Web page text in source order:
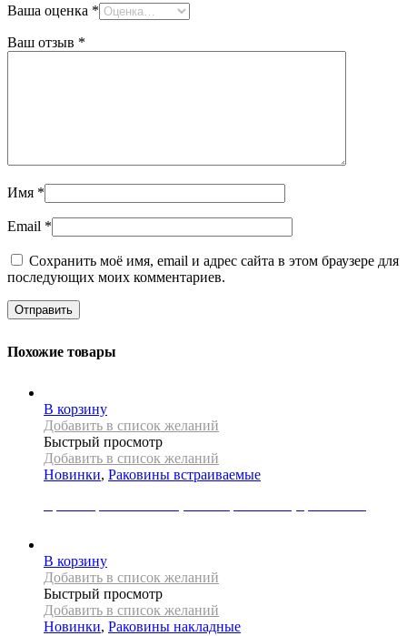
Ваша оценка *
Ваш отзыв *
Имя *
Email *
Сохранить моё имя, email и адрес сайта в этом браузере для
последующих моих комментариев.
Похожие товары
В корзину
Добавить в список желаний
Быстрый просмотр
Добавить в список желаний
Новинки, Раковины встраиваемые
В корзину
Добавить в список желаний
Быстрый просмотр
Добавить в список желаний
Новинки, Раковины накладные